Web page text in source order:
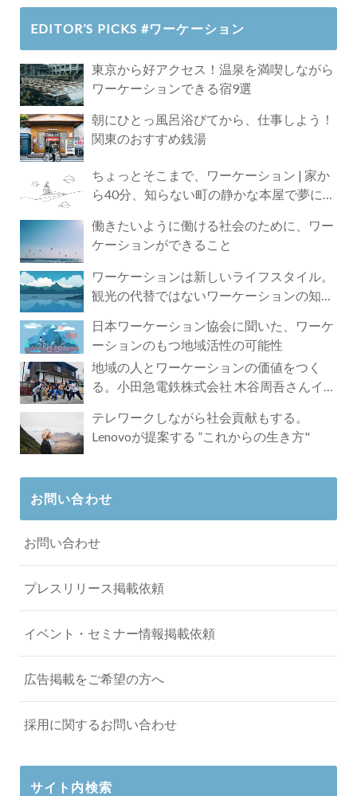
EDITOR’S PICKS #ワーケーション
東京から好アクセス！温泉を満喫しながら
ワーケーションできる宿9選
朝にひとっ風呂浴びてから、仕事しよう！
関東のおすすめ銭湯
ちょっとそこまで、ワーケーション | 家か
ら40分、知らない町の静かな本屋で夢に近
働きたいように働ける社会のために、ワー
ケーションができること
ワーケーションは新しいライフスタイル。
観光の代替ではないワーケーションの知ら
日本ワーケーション協会に聞いた、ワーケ
ーションのもつ地域活性の可能性
地域の人とワーケーションの価値をつく
る。小田急電鉄株式会社 木谷周吾さんイン
テレワークしながら社会貢献もする。
Lenovoが提案する ”これからの生き方"
お問い合わせ
お問い合わせ
プレスリリース掲載依頼
イベント・セミナー情報掲載依頼
広告掲載をご希望の方へ
採用に関するお問い合わせ
サイト内検索